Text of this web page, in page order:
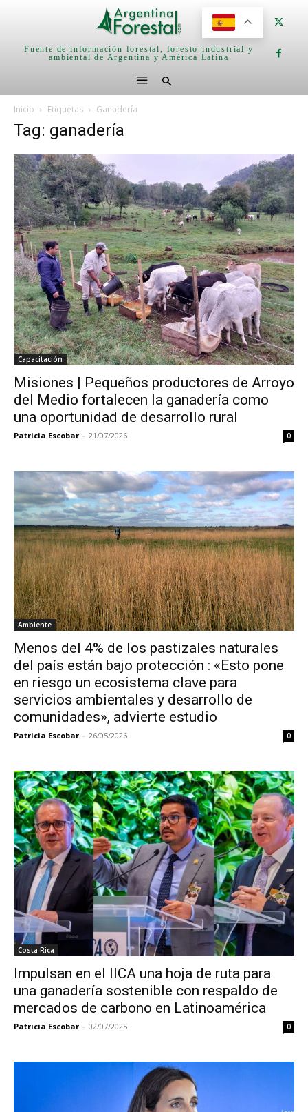
Fuente de información forestal, foresto-industrial y
ambiental de Argentina y América Latina
Inicio Etiquetas Ganadería
Tag: ganadería
Capacitación
Misiones | Pequeños productores de Arroyo
del Medio fortalecen la ganadería como
una oportunidad de desarrollo rural
Patricia Escobar - 21/07/2026 0
Ambiente
Menos del 4% de los pastizales naturales
del país están bajo protección : «Esto pone
en riesgo un ecosistema clave para
servicios ambientales y desarrollo de
comunidades», advierte estudio
Patricia Escobar - 26/05/2026 0
Costa Rica
Impulsan en el IICA una hoja de ruta para
una ganadería sostenible con respaldo de
mercados de carbono en Latinoamérica
Patricia Escobar - 02/07/2025 0